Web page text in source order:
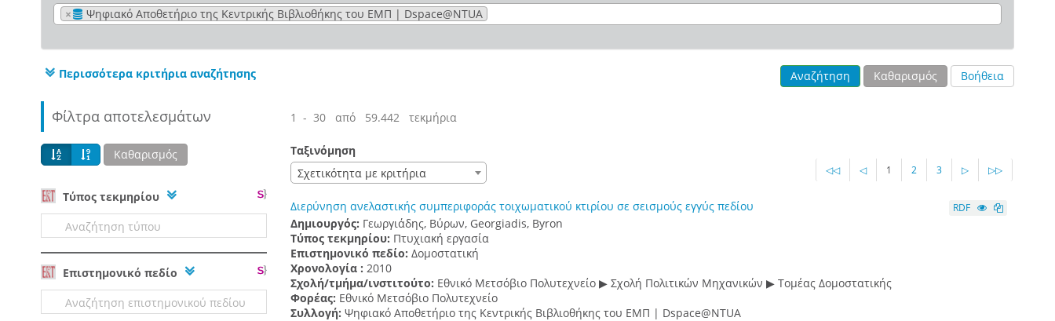
×
Ψηφιακό Αποθετήριο της Κεντρικής Βιβλιοθήκης του ΕΜΠ | Dspace@NTUA
Περισσότερα κριτήρια αναζήτησης Αναζήτηση Καθαρισμός Βοήθεια
Φίλτρα αποτελεσμάτων
Καθαρισμός
Tύπος τεκμηρίου
Επιστημονικό πεδίο
1 - 30 από 59.442 τεκμήρια
Ταξινόμηση
Σχετικότητα με κριτήρια
◁◁ ◁ 1 2 3 ▷ ▷▷
Διερύνηση ανελαστικής συμπεριφοράς τοιχωματικού κτιρίου σε σεισμούς εγγύς πεδίου
Δημιουργός: Γεωργιάδης, Βύρων, Georgiadis, Byron
Τύπος τεκμηρίου: Πτυχιακή εργασία
Επιστημονικό πεδίο: Δομοστατική
Χρονολογία : 2010
Σχολή/τμήμα/ινστιτούτο: Εθνικό Μετσόβιο Πολυτεχνείο ▶ Σχολή Πολιτικών Μηχανικών ▶ Τομέας Δομοστατικής
Φορέας: Εθνικό Μετσόβιο Πολυτεχνείο
Συλλογή: Ψηφιακό Αποθετήριο της Κεντρικής Βιβλιοθήκης του ΕΜΠ | Dspace@NTUA
RDF